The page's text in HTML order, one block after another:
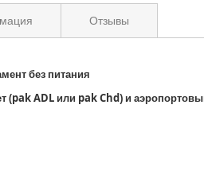
без питания
ADL или pak Chd) и
Отзывы